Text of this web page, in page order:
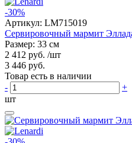
-30%
Артикул: LM715019
Сервировочный мармит
Размер: 33 см
2 412 руб. /шт
3 446 руб.
Товар есть в наличии
-
+
шт